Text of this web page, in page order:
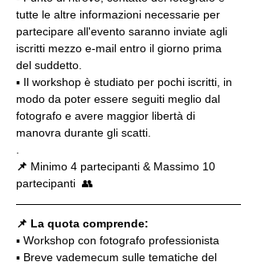
tutte le altre informazioni necessarie per
partecipare all'evento saranno inviate agli
iscritti mezzo e-mail entro il giorno prima
del suddetto.
▪️ Il workshop è studiato per pochi iscritti, in
modo da poter essere seguiti meglio dal
fotografo e avere maggior libertà di
manovra durante gli scatti.
📌 Minimo 4 partecipanti & Massimo 10
partecipanti  👥
📌 La quota comprende:
▪️ Workshop con fotografo professionista
▪️ Breve vademecum sulle tematiche del